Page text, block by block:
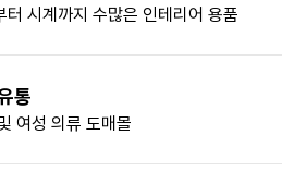
터 시계까지 수많은 인테리어 용품
통
여성 의류 도매몰